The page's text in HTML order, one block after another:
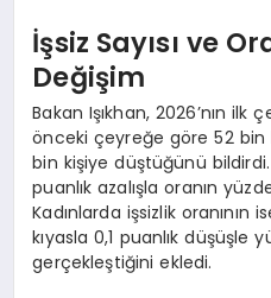
İşsiz Sayısı ve
Değişim
Bakan Işıkhan, 2026’nın ilk
önceki çeyreğe göre 52
bin kişiye düştüğünü bildirdi.
puanlık azalışla oranın
Kadınlarda işsizlik oranının
kıyasla 0,1 puanlık düşüşle
gerçekleştiğini ekledi.